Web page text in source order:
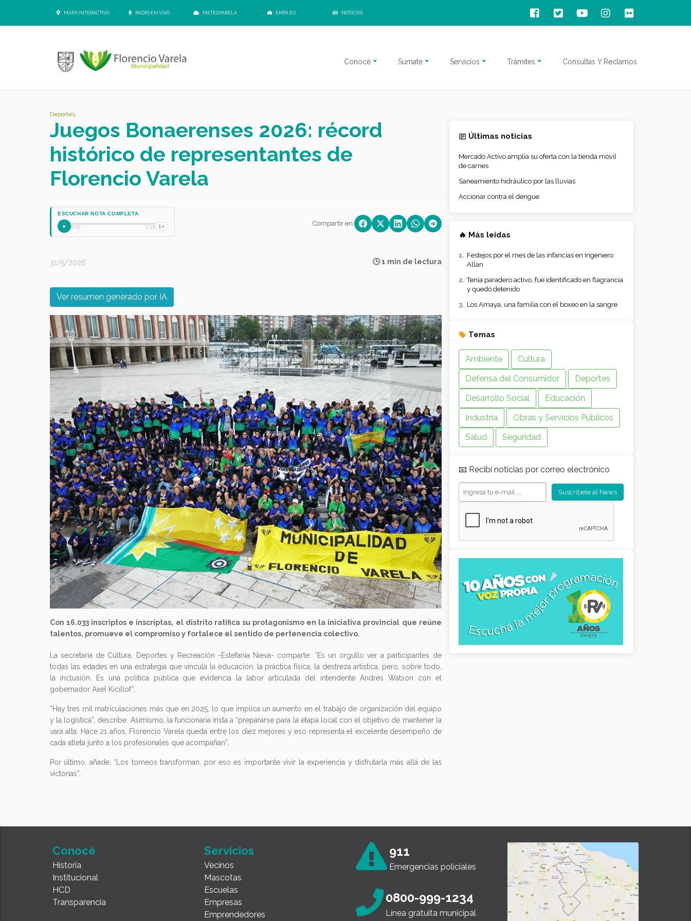
MAPA INTERACTIVO RADIO EN VIVO METEOVARELA EMPLEO NOTICIAS
Conocé Sumate Servicios Trámites Consultas Y Reclamos
Deportes
Juegos Bonaerenses 2026: récord
histórico de representantes de
Florencio Varela
ESCUCHAR NOTA COMPLETA
0:00 1:14 1× Compartir en:
31/5/2026 🕒 1 min de lectura
Ver resumen generado por IA
Previous Next
Con 16.033 inscriptos e inscriptas, el distrito ratifica su protagonismo en la iniciativa provincial que reúne
talentos, promueve el compromiso y fortalece el sentido de pertenencia colectivo.
La secretaria de Cultura, Deportes y Recreación -Estefanía Nieva- comparte: “Es un orgullo ver a participantes de
todas las edades en una estrategia que vincula la educación, la práctica física, la destreza artística, pero, sobre todo,
la inclusión. Es una política pública que evidencia la labor articulada del intendente Andrés Watson con el
gobernador Axel Kicillof”.
“Hay tres mil matriculaciones más que en 2025, lo que implica un aumento en el trabajo de organización del equipo
y la logística”, describe. Asimismo, la funcionaria insta a “prepararse para la etapa local con el objetivo de mantener la
vara alta. Hace 21 años, Florencio Varela queda entre los diez mejores y eso representa el excelente desempeño de
cada atleta junto a los profesionales que acompañan”.
Por último, añade: “Los torneos transforman, por eso es importante vivir la experiencia y disfrutarla más allá de las
victorias”.
Últimas noticias
Mercado Activo amplía su oferta con la tienda móvil
de carnes
Saneamiento hidráulico por las lluvias
Accionar contra el dengue
🔥 Más leídas
Festejos por el mes de las infancias en Ingeniero
Allan
Tenía paradero activo, fue identificado en flagrancia
y quedó detenido
Los Amaya, una familia con el boxeo en la sangre
Temas
Ambiente
Cultura
Defensa del Consumidor
Deportes
Desarrollo Social
Educación
Industria
Obras y Servicios Públicos
Salud
Seguridad
📧 Recibí noticias por correo electrónico
Conocé
Historia
Institucional
HCD
Transparencia
Servicios
Vecinos
Mascotas
Escuelas
Empresas
Emprendedores
911
Emergencias policiales
0800-999-1234
Línea gratuita municipal